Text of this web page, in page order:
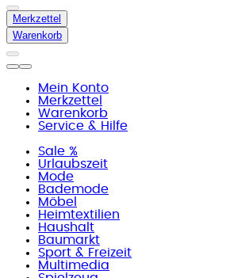
Merkzettel
Warenkorb
Mein Konto
Merkzettel
Warenkorb
Service & Hilfe
Sale %
Urlaubszeit
Mode
Bademode
Möbel
Heimtextilien
Haushalt
Baumarkt
Sport & Freizeit
Multimedia